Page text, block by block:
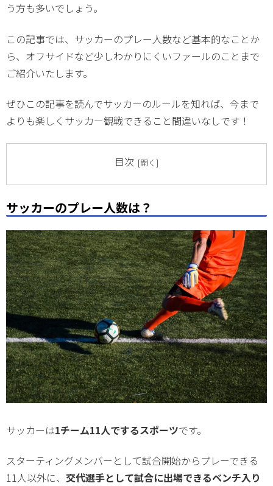
う方も多いでしょう。
この記事では、サッカーのプレー人数など基本的なことか
ら、オフサイドなど少しわかりにくいファールのことまで
ご紹介いたします。
ぜひこの記事を読んでサッカーのルールを知れば、今まで
よりも楽しくサッカー観戦できること間違いなしです！
目次
サッカーのプレー人数は？
サッカーは1チーム11人でするスポーツです。
スターティングメンバーとして試合開始からプレーできる
11人以外に、 交代選手として試合に出場できるベンチ入り